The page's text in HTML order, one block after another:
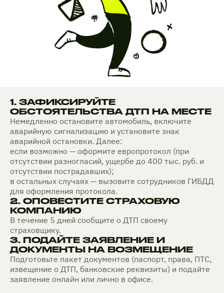
1. ЗАФИКСИРУЙТЕ
ОБСТОЯТЕЛЬСТВА ДТП НА МЕСТЕ
Немедленно остановите автомобиль, включите
аварийную сигнализацию и установите знак
аварийной остановки. Далее:
если возможно — оформите европротокол (при
отсутствии разногласий, ущербе до 400 тыс. руб. и
отсутствии пострадавших);
в остальных случаях — вызовите сотрудников ГИБДД
для оформления протокола.
2. ОПОВЕСТИТЕ СТРАХОВУЮ
КОМПАНИЮ
В течение 5 дней сообщите о ДТП своему
страховщику.
3. ПОДАЙТЕ ЗАЯВЛЕНИЕ И
ДОКУМЕНТЫ НА ВОЗМЕЩЕНИЕ
Подготовьте пакет документов (паспорт, права, ПТС,
извещение о ДТП, банковские реквизиты) и подайте
заявление онлайн или лично в офисе.